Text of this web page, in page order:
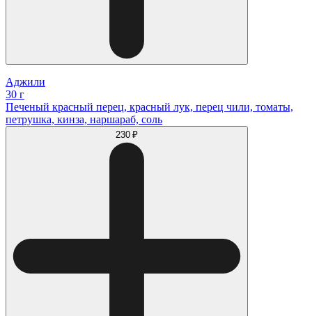
Аджили
30 г
Печеный красный перец, красный лук, перец чили, томаты,
петрушка, кинза, наршараб, соль
230 ₽